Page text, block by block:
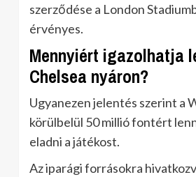
szerződése a London
érvényes.
Mennyiért igazolhatja
Chelsea nyáron?
Ugyanezen jelentés szerint a
körülbelül 50 millió fontért
eladni a játékost.
Az iparági forrásokra